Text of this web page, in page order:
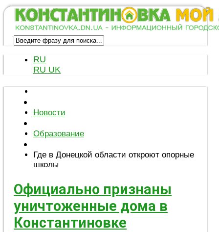
RU
RU UK
Новости
Образование
Где в Донецкой области откроют опорные
школы
Официально признаны
уничтоженные дома в
Константиновке